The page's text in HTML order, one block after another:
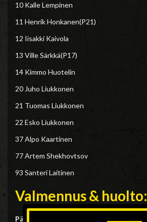
10 Kalle Lempinen
11 Henrik Honkanen(P21)
12 Iisakki Kaivola
13 Ville Särkkä(P17)
14 Kimmo Huotelin
20 Juho Liukkonen
21 Tuomas Liukkonen
22 Esko Liukkonen
37 Alpo Kaartinen
77 Artem Shekhovtsov
93 Santeri Laitinen
Valmennus & huolto:
Päävalmentaja: